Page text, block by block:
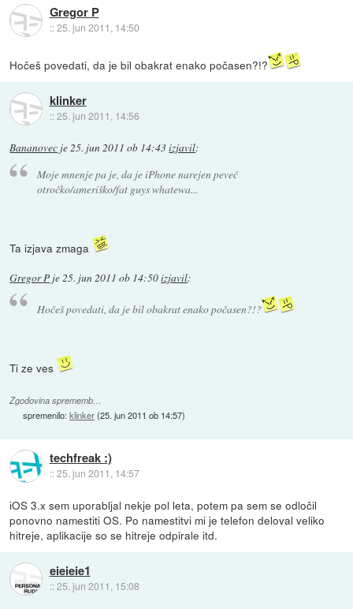
Gregor P
::25. jun 2011, 14:50
Hočeš povedati, da je bil obakrat enako počasen?!?
klinker
::25. jun 2011, 14:56
Bananovec je25. jun 2011 ob 14:43izjavil:
Moje mnenje pa je, da je iPhone narejen peveč
otročko/ameriško/fat guys whatewa...
Ta izjava zmaga
Gregor P je 25. jun 2011 ob 14:50izjavil:
Hočeš povedati, da je bil obakrat enako počasen?!?
Ti ze ves
Zgodovina sprememb…
spremenilo:klinker(25. jun 2011 ob 14:57)
techfreak :)
::25. jun 2011, 14:57
iOS 3.x sem uporabljal nekje pol leta, potem pa sem se odločil
ponovno namestiti OS. Po namestitvi mi je telefon deloval veliko
hitreje, aplikacije so se hitreje odpirale itd.
eieieie1
::25. jun 2011, 15:08